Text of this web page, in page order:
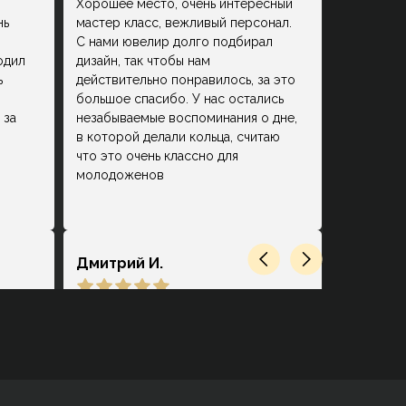
Хорошее место, очень интересный
мастер класс, вежливый персонал.
С нами ювелир долго подбирал
дизайн, так чтобы нам
действительно понравилось, за это
большое спасибо. У нас остались
незабываемые воспоминания о дне,
в которой делали кольца, считаю
что это очень классно для
молодоженов
Дмитрий И.